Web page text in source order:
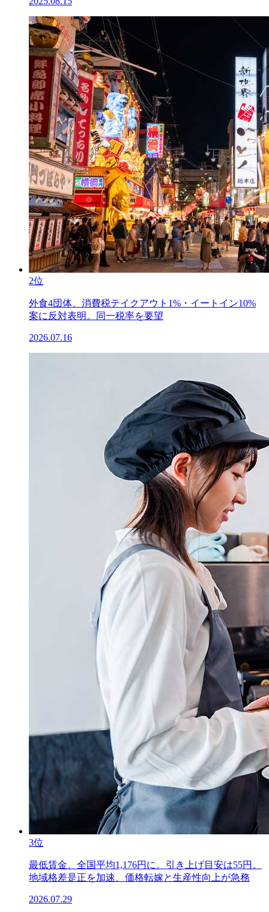
2位
外食4団体、消費税テイクアウト1%・イートイン10%
案に反対表明。同一税率を要望
2026.07.16
3位
最低賃金、全国平均1,176円に。引き上げ目安は55円。
地域格差是正を加速、価格転嫁と生産性向上が急務
2026.07.29